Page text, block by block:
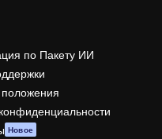
по Пакету ИИ
Новое